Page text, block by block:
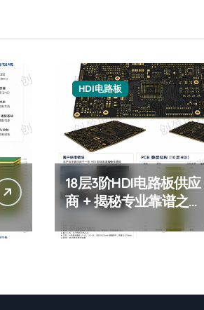
HDI电路板
18层3阶HDI电路板供应
商 + 揭秘专业靠谱之选
+ 18层3阶HDI电路板